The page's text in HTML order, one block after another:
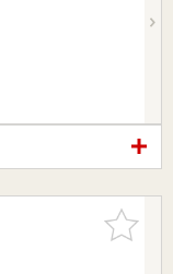
お気に入
りに追加